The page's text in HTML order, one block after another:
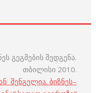
გეგმების შედგენა.
თბილისი 2010.
შენგელია. ბიზნეს–